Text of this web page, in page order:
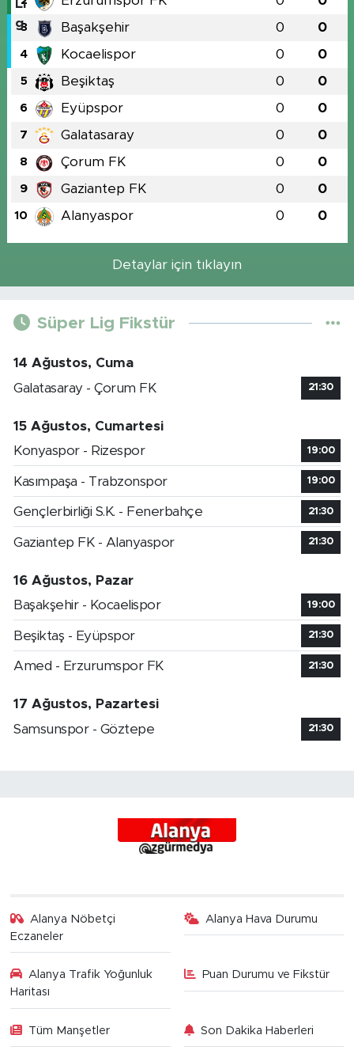
3 Başakşehir 0 0
4 Kocaelispor 0 0
5 Beşiktaş 0 0
6 Eyüpspor 0 0
7 Galatasaray 0 0
8 Çorum FK 0 0
9 Gaziantep FK 0 0
10 Alanyaspor 0 0
Detaylar için tıklayın
Süper Lig Fikstür
14 Ağustos, Cuma
Galatasaray - Çorum FK
21:30
15 Ağustos, Cumartesi
Konyaspor - Rizespor
19:00
Kasımpaşa - Trabzonspor 19:00
Gençlerbirliği S.K. - Fenerbahçe 21:30
Gaziantep FK - Alanyaspor 21:30
16 Ağustos, Pazar
Başakşehir - Kocaelispor
19:00
Beşiktaş - Eyüpspor 21:30
Amed - Erzurumspor FK 21:30
17 Ağustos, Pazartesi
Samsunspor - Göztepe
21:30
Alanya Nöbetçi
Eczaneler
Alanya Hava Durumu
Alanya Trafik Yoğunluk
Haritası
Puan Durumu ve Fikstür
Tüm Manşetler Son Dakika Haberleri